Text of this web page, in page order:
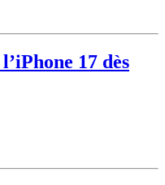
17 dès